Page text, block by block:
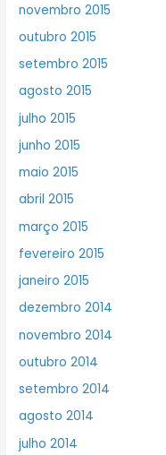
novembro 2015
outubro 2015
setembro 2015
agosto 2015
julho 2015
junho 2015
maio 2015
abril 2015
março 2015
fevereiro 2015
janeiro 2015
dezembro 2014
novembro 2014
outubro 2014
setembro 2014
agosto 2014
julho 2014